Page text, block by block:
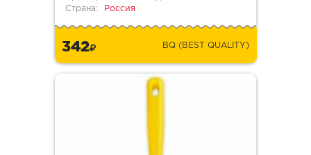
Страна:
Россия
342 BQ (BEST QUALITY)